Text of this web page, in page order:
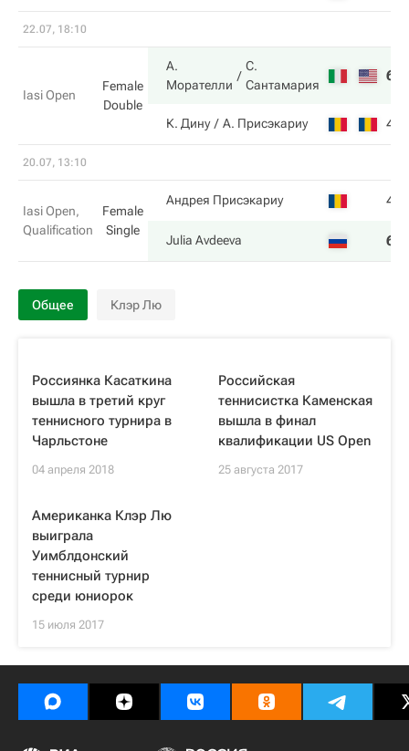
22.07, 18:10
Iasi Open
Female
Double
А.
Морателли
С.
Сантамария
6
К. Дину А. Присэкариу 4
20.07, 13:10
Iasi Open,
Qualification
Female
Single
Андрея Присэкариу 4
Julia Avdeeva 6
Общее Клэр Лю
Россиянка Касаткина
вышла в третий круг
теннисного турнира в
Чарльстоне
04 апреля 2018
Российская
теннисистка Каменская
вышла в финал
квалификации US Open
25 августа 2017
Американка Клэр Лю
выиграла
Уимблдонский
теннисный турнир
среди юниорок
15 июля 2017